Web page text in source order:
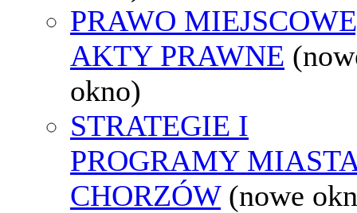
PRAWO
AKTY PRAWNE
okno)
STRATEGIE I
PROGRAMY
CHORZÓW (nowe